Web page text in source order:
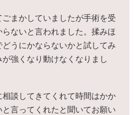
まかしていましたが手術を受
ないと言われました。揉みほ
うにかならないかと試してみ
強くなり動けなくなりまし
談してきてくれて時間はかか
言ってくれたと聞いてお願い